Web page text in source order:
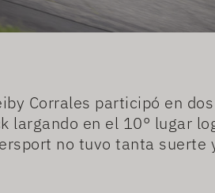
Corrales participó en
largando en el 10° lugar
no tuvo tanta suerte